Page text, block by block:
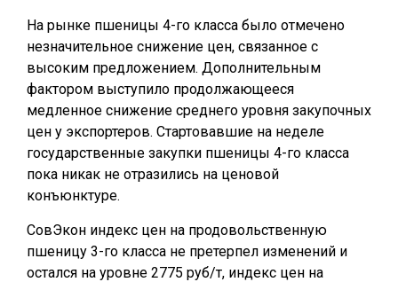
На рынке пшеницы 4-го класса было отмечено
незначительное снижение цен, связанное с
высоким предложением. Дополнительным
фактором выступило продолжающееся
медленное снижение среднего уровня закупочных
цен у экспортеров. Стартовавшие на неделе
государственные закупки пшеницы 4-го класса
пока никак не отразились на ценовой
конъюнктуре.
СовЭкон индекс цен на продовольственную
пшеницу 3-го класса не претерпел изменений и
остался на уровне 2775 руб/т, индекс цен на